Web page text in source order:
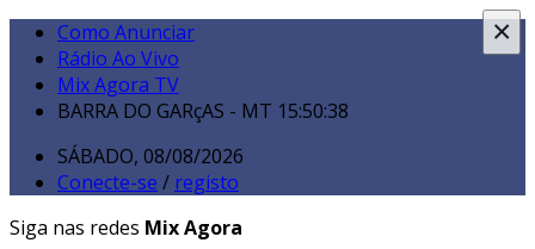
Como Anunciar
Rádio Ao Vivo
Mix Agora TV
BARRA DO GARçAS - MT 15:50:40
SÁBADO, 08/08/2026
Conecte-se / registo
Siga nas redes Mix Agora
×